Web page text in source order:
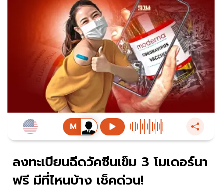
ลงทะเบียนฉีดวัคซีนเข็ม 3 โมเดอร์นา
ฟรี มีที่ไหนบ้าง เช็คด่วน!